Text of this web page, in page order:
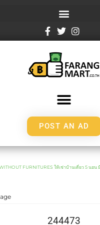
POST AN AD
FURNITURES ให้เช่าบ้านเดี่ยว 5 นอน
244473